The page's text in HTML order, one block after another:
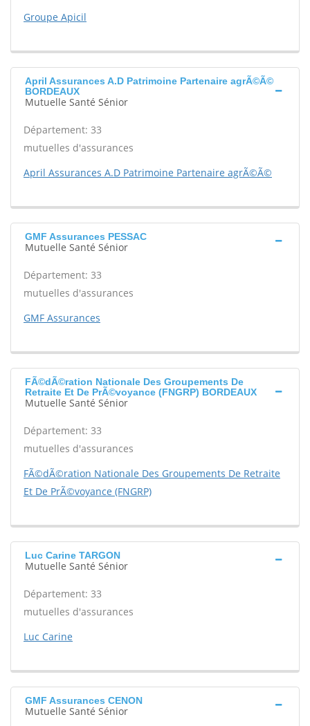
Groupe Apicil
April Assurances A.D Patrimoine Partenaire agrÃ©Ã©
BORDEAUX
Mutuelle Santé Sénior
Département: 33
mutuelles d'assurances
April Assurances A.D Patrimoine Partenaire agrÃ©Ã©
GMF Assurances PESSAC
Mutuelle Santé Sénior
Département: 33
mutuelles d'assurances
GMF Assurances
FÃ©dÃ©ration Nationale Des Groupements De
Retraite Et De PrÃ©voyance (FNGRP) BORDEAUX
Mutuelle Santé Sénior
Département: 33
mutuelles d'assurances
FÃ©dÃ©ration Nationale Des Groupements De Retraite
Et De PrÃ©voyance (FNGRP)
Luc Carine TARGON
Mutuelle Santé Sénior
Département: 33
mutuelles d'assurances
Luc Carine
GMF Assurances CENON
Mutuelle Santé Sénior